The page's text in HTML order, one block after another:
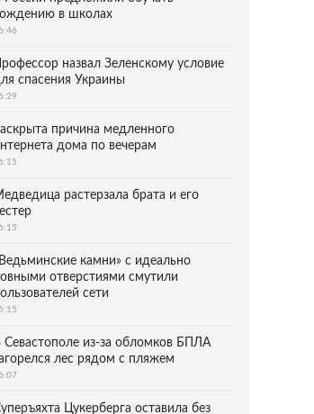
в школах
Профессор назвал Зеленскому условие
спасения Украины
причина медленного
дома по вечерам
растерзала брата и его
камни» с идеально
отверстиями смутили
сети
Севастополе из-за обломков БПЛА
лес рядом с пляжем
Цукерберга оставила без